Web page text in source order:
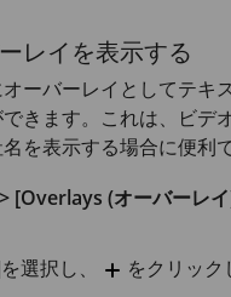
レイを表示する
ーバーレイとしてテキ
きます。これは、ビデ
を表示する場合に便利で
[Overlays (オーバーレ
を選択し、
をクリック